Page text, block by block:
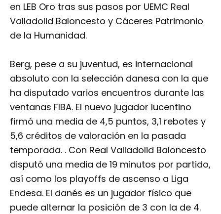
en LEB Oro tras sus pasos por UEMC Real
Valladolid Baloncesto y Cáceres Patrimonio
de la Humanidad.
Berg, pese a su juventud, es internacional
absoluto con la selección danesa con la que
ha disputado varios encuentros durante las
ventanas FIBA. El nuevo jugador lucentino
firmó una media de 4,5 puntos, 3,1 rebotes y
5,6 créditos de valoración en la pasada
temporada. . Con Real Valladolid Baloncesto
disputó una media de 19 minutos por partido,
así como los playoffs de ascenso a Liga
Endesa. El danés es un jugador físico que
puede alternar la posición de 3 con la de 4.